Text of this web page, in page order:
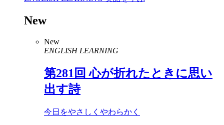
New
New
ENGLISH LEARNING
第281 回 心が折れたときに思い
出す詩
今日をやさしくやわらかく